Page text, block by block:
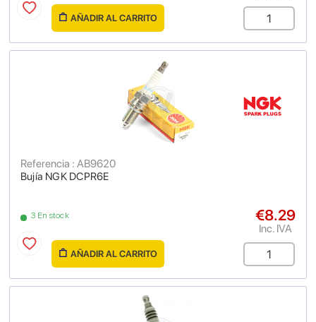
AÑADIR AL CARRITO
Bujía NGK DCPR6E
Referencia : AB9620
3 En stock €8.29
Inc. IVA
AÑADIR AL CARRITO